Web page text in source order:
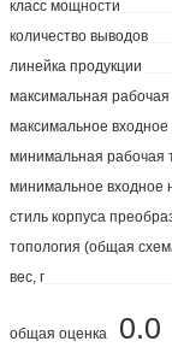
класс мощности
количество выводов
линейка продукции
максимальная
максимальное
минимальная рабочая
минимальное входное
стиль корпуса
топология (общая
вес, г
0.0
общая оценка